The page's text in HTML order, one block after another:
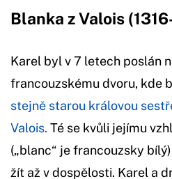
Blanka z Valois
Karel byl v 7 letech poslán
francouzskému dvoru, kde
stejně starou královou
Valois. Té se kvůli jejímu
(„blanc“ je francouzsky
žít až v dospělosti. Karel a